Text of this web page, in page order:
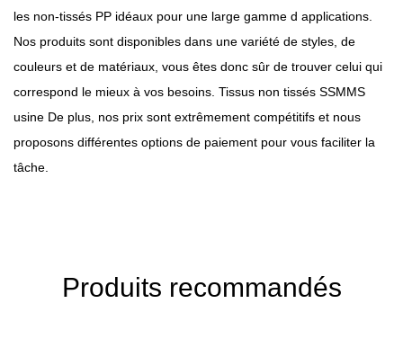
les non-tissés PP idéaux pour une large gamme d applications.
Nos produits sont disponibles dans une variété de styles, de
couleurs et de matériaux, vous êtes donc sûr de trouver celui qui
correspond le mieux à vos besoins. Tissus non tissés SSMMS
usine De plus, nos prix sont extrêmement compétitifs et nous
proposons différentes options de paiement pour vous faciliter la
tâche.
Produits recommandés